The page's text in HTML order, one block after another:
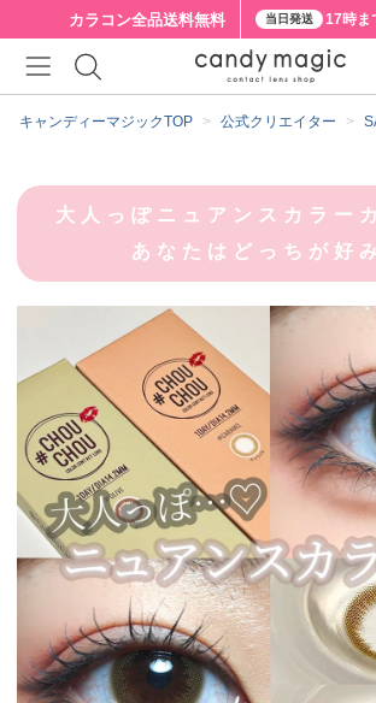
カラコン全品送料無料 当日発送 17時ま
キャンディーマジックTOP 公式クリエイター
大人っぽニュアンスカラー
あなたはどっちが好